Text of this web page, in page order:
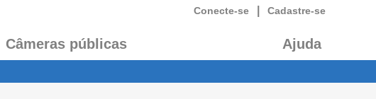
Conecte-se Cadastre-se
Câmeras públicas Ajuda